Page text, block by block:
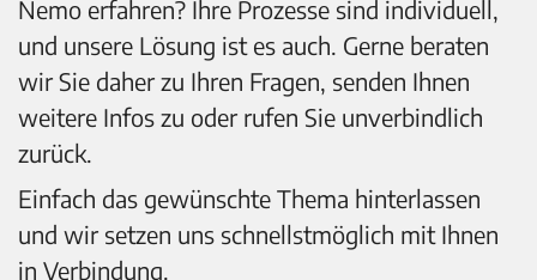
Nemo erfahren? Ihre Prozesse sind individuell,
und unsere Lösung ist es auch. Gerne beraten
wir Sie daher zu Ihren Fragen, senden Ihnen
weitere Infos zu oder rufen Sie unverbindlich
zurück.
Einfach das gewünschte Thema hinterlassen
und wir setzen uns schnellstmöglich mit Ihnen
in Verbindung.